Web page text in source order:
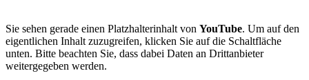
Sie sehen gerade einen Platzhalterinhalt von YouTube. Um auf den
eigentlichen Inhalt zuzugreifen, klicken Sie auf die Schaltfläche
unten. Bitte beachten Sie, dass dabei Daten an Drittanbieter
weitergegeben werden.